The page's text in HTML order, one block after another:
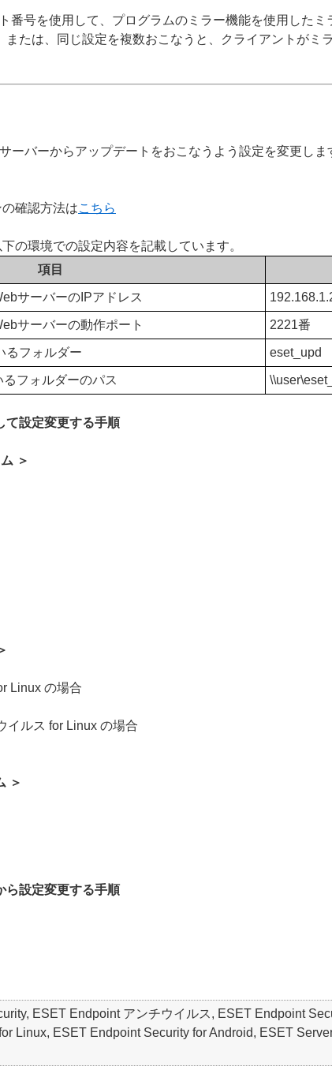
番号を使用して、プログラムのミラー機能を使用した
または、同じ設定を複数おこなうと、クライアントがミ
ーバーからアップデートをおこなうよう設定を変更し
確認方法はこちら
の環境での設定内容を記載しています。
項目
サーバーのIPアドレス
サーバーの動作ポート 2221番
るフォルダー eset_upd
フォルダーのパス
て設定変更する手順
＞
Linux の場合
イルス for Linux の場合
＞
ら設定変更する手順
ESET Endpoint アンチウイルス, ESET Endpoint
Linux, ESET Endpoint Security for Android, ESET